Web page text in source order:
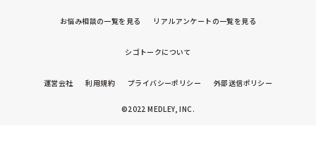
お悩み相談の一覧を見る リアルアンケートの一覧を見る
シゴトークについて
運営会社 利用規約 プライバシーポリシー 外部送信ポリシー
©2022 MEDLEY, INC.